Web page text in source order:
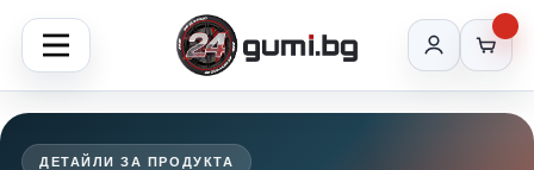
ДЕТАЙЛИ ЗА ПРОДУКТА